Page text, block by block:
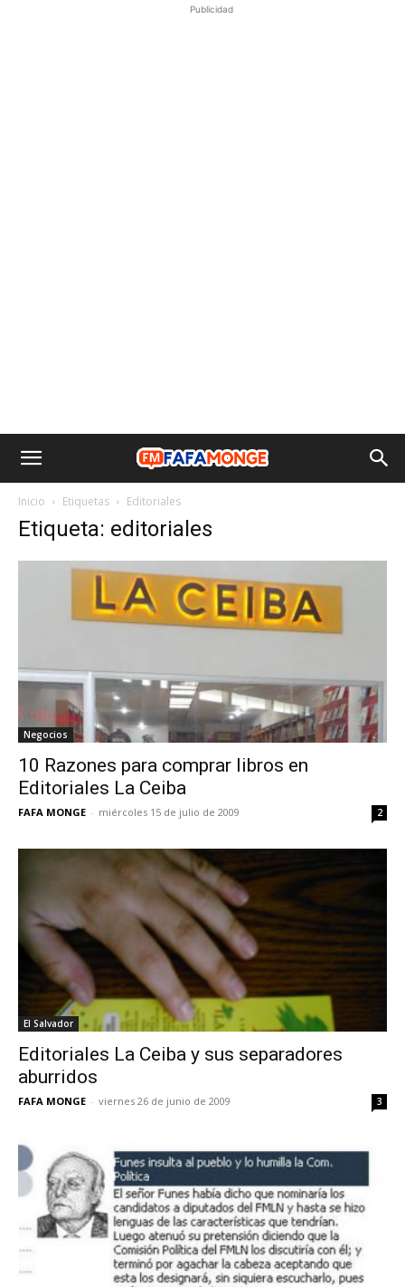
Publicidad
Inicio Etiquetas Editoriales
Etiqueta: editoriales
Negocios
10 Razones para comprar libros en
Editoriales La Ceiba
FAFA MONGE - miércoles 15 de julio de 2009 2
El Salvador
Editoriales La Ceiba y sus separadores
aburridos
FAFA MONGE - viernes 26 de junio de 2009 3